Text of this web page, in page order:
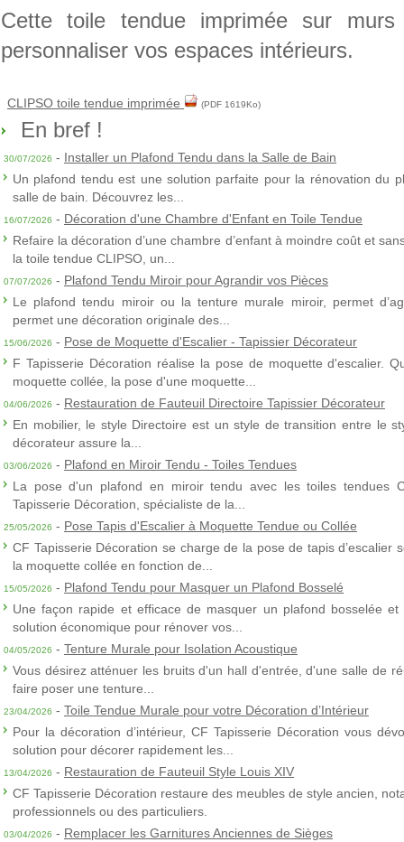
Cette toile tendue imprimée sur
personnaliser vos espaces intérieurs.
CLIPSO toile tendue imprimée (PDF 1619Ko)
En bref !
30/07/2026 - Installer un Plafond Tendu dans la Salle de Bain
Un plafond tendu est une solution parfaite pour la rénovation du
salle de bain. Découvrez les...
16/07/2026 - Décoration d'une Chambre d'Enfant en Toile Tendue
Refaire la décoration d’une chambre d’enfant à moindre coût et
la toile tendue CLIPSO, un...
07/07/2026 - Plafond Tendu Miroir pour Agrandir vos Pièces
Le plafond tendu miroir ou la tenture murale miroir, permet
permet une décoration originale des...
15/06/2026 - Pose de Moquette d'Escalier - Tapissier Décorateur
F Tapisserie Décoration réalise la pose de moquette d'escalier.
moquette collée, la pose d'une moquette...
04/06/2026 - Restauration de Fauteuil Directoire Tapissier Décorateur
En mobilier, le style Directoire est un style de transition entre le
décorateur assure la...
03/06/2026 - Plafond en Miroir Tendu - Toiles Tendues
La pose d'un plafond en miroir tendu avec les toiles tendues
Tapisserie Décoration, spécialiste de la...
25/05/2026 - Pose Tapis d'Escalier à Moquette Tendue ou Collée
CF Tapisserie Décoration se charge de la pose de tapis
la moquette collée en fonction de...
15/05/2026 - Plafond Tendu pour Masquer un Plafond Bosselé
Une façon rapide et efficace de masquer un plafond bosselée
solution économique pour rénover vos...
04/05/2026 - Tenture Murale pour Isolation Acoustique
Vous désirez atténuer les bruits d'un hall d'entrée, d'une salle de
faire poser une tenture...
23/04/2026 - Toile Tendue Murale pour votre Décoration d’Intérieur
Pour la décoration d’intérieur, CF Tapisserie Décoration vous
solution pour décorer rapidement les...
13/04/2026 - Restauration de Fauteuil Style Louis XIV
CF Tapisserie Décoration restaure des meubles de style ancien,
professionnels ou des particuliers.
03/04/2026 - Remplacer les Garnitures Anciennes de Sièges